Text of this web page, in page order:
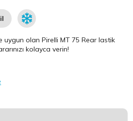
uygun olanPirelli MT 75 Rear lastik
kolayca verin!